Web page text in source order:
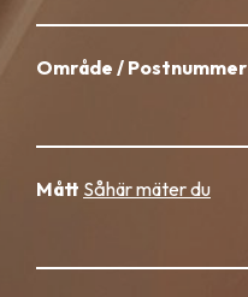
Område / Postnummer
Mått Såhär mäter du